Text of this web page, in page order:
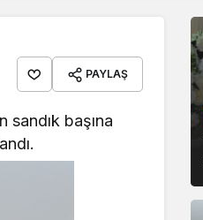
PAYLAŞ
sandık başına